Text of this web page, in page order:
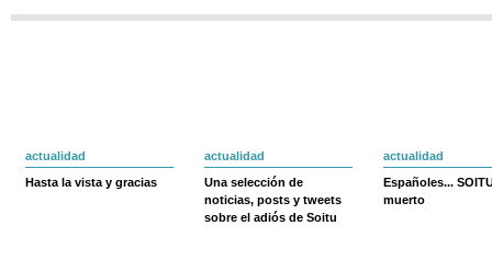
actualidad
Hasta la vista y gracias
actualidad
Una selección de
noticias, posts y tweets
sobre el adiós de Soitu
actualidad
Españoles...
muerto